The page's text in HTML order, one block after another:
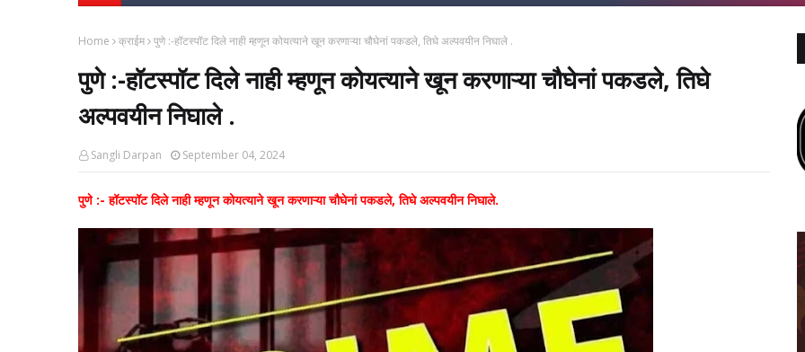
Home क्राईम पुणे :-हॉटस्पॉट दिले नाही म्हणून कोयत्याने खून करणाऱ्या चौघेनां पकडले, तिघे अल्पवयीन निघाले .
पुणे :-हॉटस्पॉट दिले नाही म्हणून कोयत्याने खून करणाऱ्या चौघेनां पकडले, तिघे
अल्पवयीन निघाले .
Sangli Darpan September 04, 2024
पुणे :- हॉटस्पॉट दिले नाही म्हणून कोयत्याने खून करणाऱ्या चौघेनां पकडले, तिघे अल्पवयीन निघाले.